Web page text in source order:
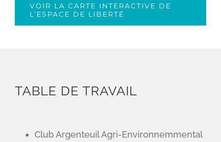
VOIR LA CARTE INTERACTIVE DE
L’ESPACE DE LIBERTÉ
TABLE DE TRAVAIL
Club Argenteuil Agri-Environnemmental